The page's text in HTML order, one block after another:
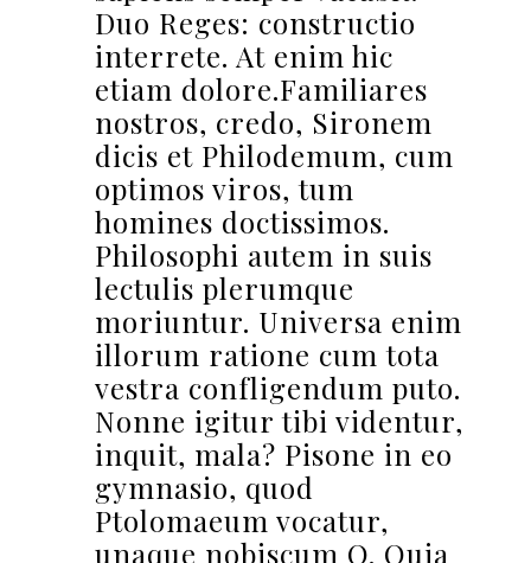
Duo Reges: constructio
interrete. At enim hic
etiam dolore.Familiares
nostros, credo, Sironem
dicis et Philodemum, cum
optimos viros, tum
homines doctissimos.
Philosophi autem in suis
lectulis plerumque
moriuntur. Universa enim
illorum ratione cum tota
vestra confligendum puto.
Nonne igitur tibi videntur,
inquit, mala? Pisone in eo
gymnasio, quod
Ptolomaeum vocatur,
unaque nobiscum Q. Quia